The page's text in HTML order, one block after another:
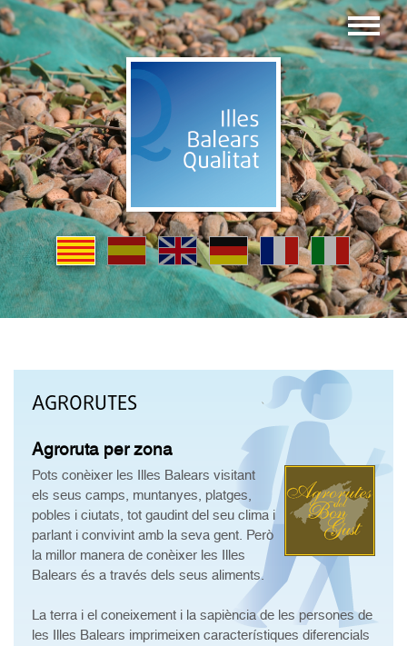
AGRORUTES
Agroruta per zona
Pots conèixer les Illes Balears visitant
els seus camps, muntanyes, platges,
pobles i ciutats, tot gaudint del seu clima i
parlant i convivint amb la seva gent. Però
la millor manera de conèixer les Illes
Balears és a través dels seus aliments.
La terra i el coneixement i la sapiència de les persones de
les Illes Balears imprimeixen característiques diferencials